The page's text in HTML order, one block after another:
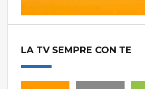
LA TV SEMPRE CON TE